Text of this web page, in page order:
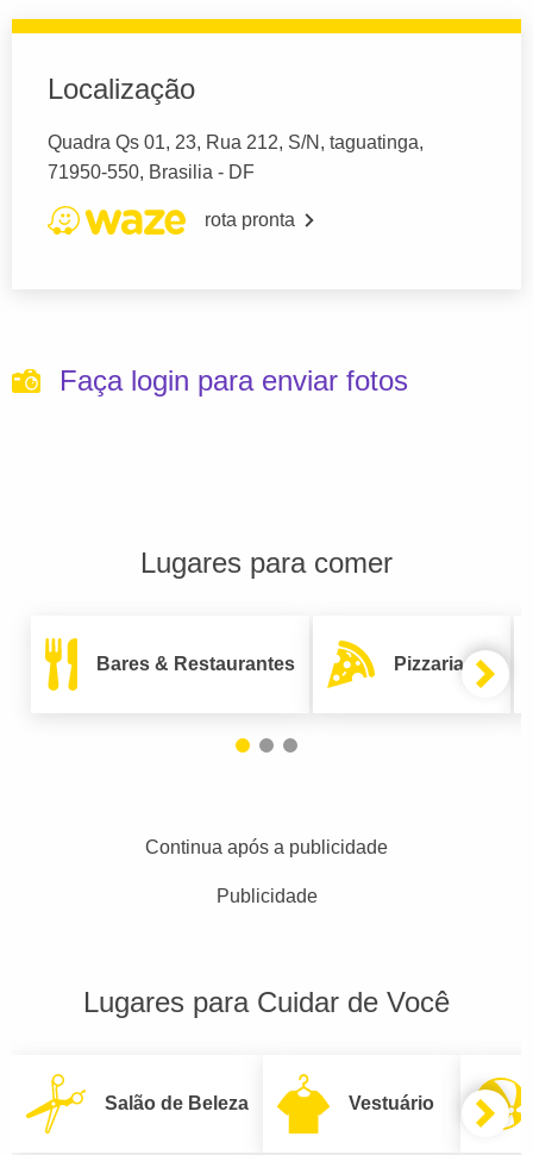
Localização
Quadra Qs 01, 23, Rua 212, S/N, taguatinga,
71950-550, Brasilia - DF
rota pronta
Faça login para enviar fotos
Lugares para comer
Bares & Restaurantes Pizzarias
Continua após a publicidade
Publicidade
Lugares para Cuidar de Você
Salão de Beleza Vestuário